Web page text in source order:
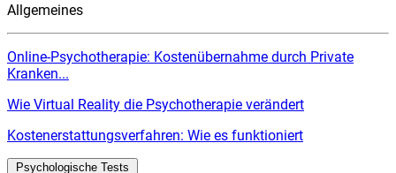
Allgemeines
Online-Psychotherapie: Kostenübernahme durch Private
Kranken...
Wie Virtual Reality die Psychotherapie verändert
Kostenerstattungsverfahren: Wie es funktioniert